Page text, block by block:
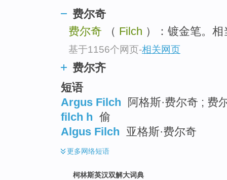
费尔奇
费尔奇 （ Filch ）：镀金笔。相
基于1156个网页-相关网页
费尔齐
短语
Argus Filch
阿格斯·费尔奇 ; 费
filch h 偷
Algus Filch 亚格斯·费尔奇
更多网络短语
柯林斯英汉双解大词典